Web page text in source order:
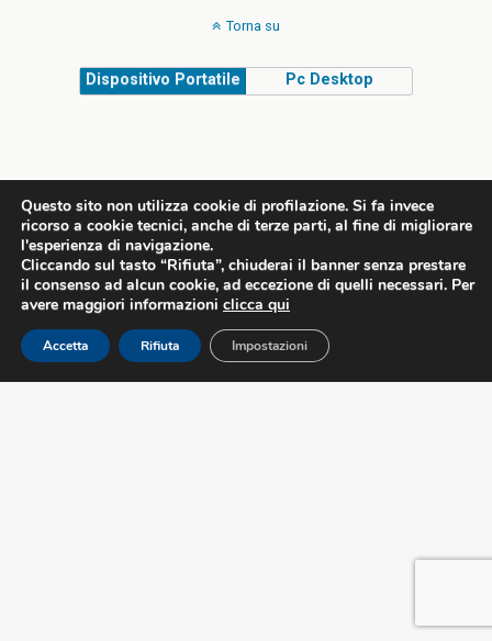
Torna su
Dispositivo Portatile Pc Desktop
Questo sito non utilizza cookie di profilazione. Si fa invece
ricorso a cookie tecnici, anche di terze parti, al fine di migliorare
l'esperienza di navigazione.
Cliccando sul tasto “Rifiuta”, chiuderai il banner senza prestare
il consenso ad alcun cookie, ad eccezione di quelli necessari. Per
avere maggiori informazioni clicca qui
Accetta Rifiuta Impostazioni